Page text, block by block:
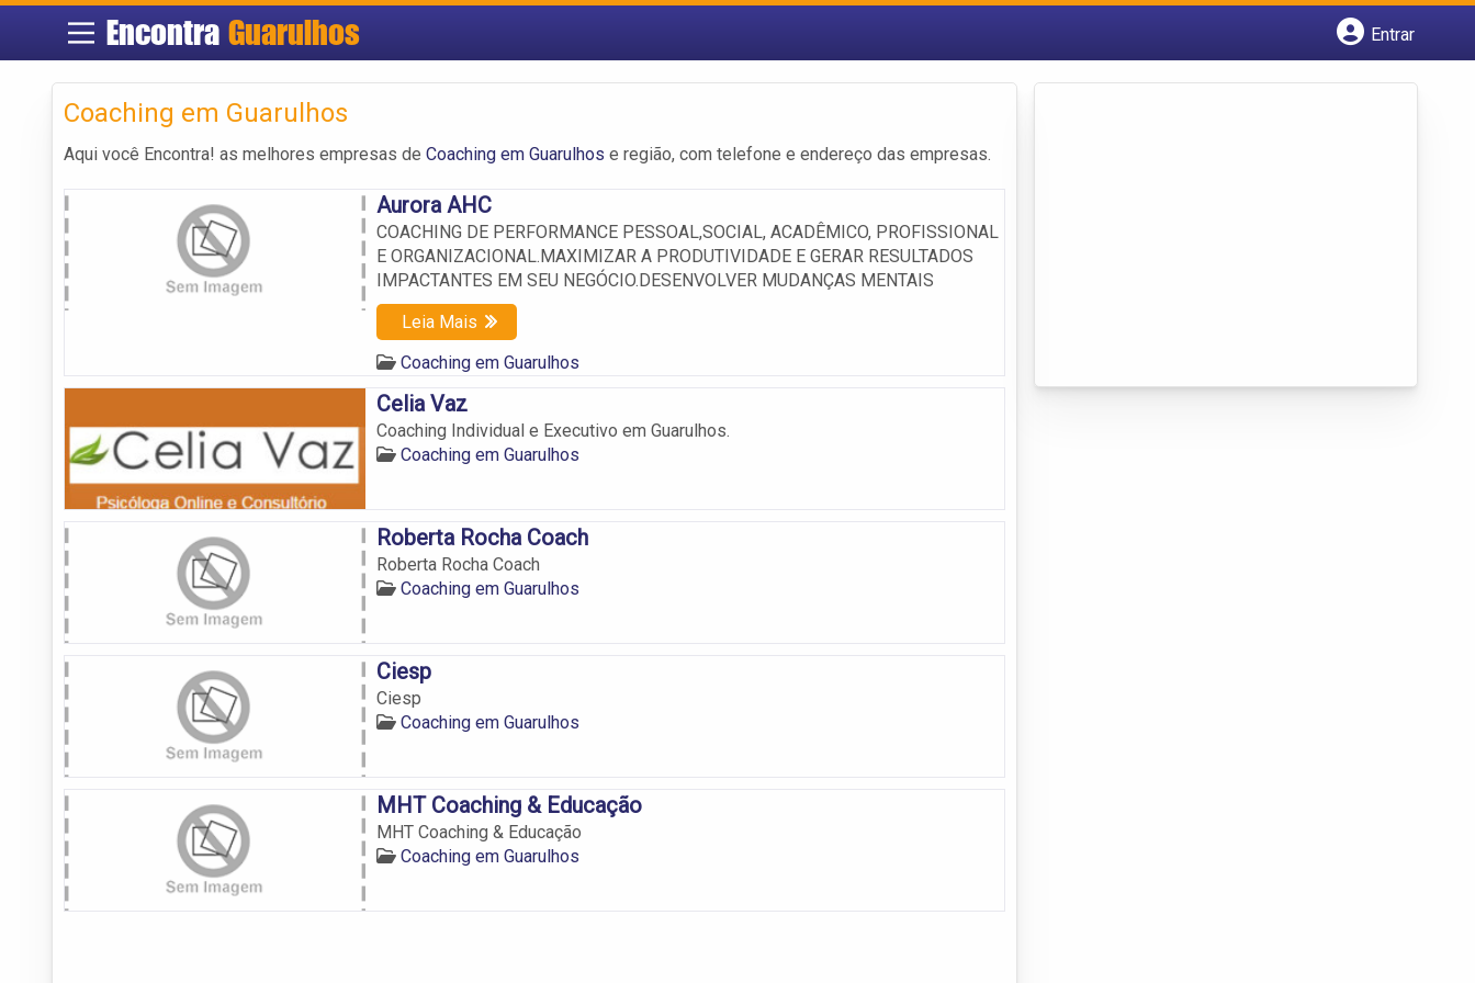
EncontraGuarulhos
Entrar
Coaching em Guarulhos
Aqui você Encontra! as melhores empresas de Coaching em Guarulhos e região, com telefone e endereço das empresas.
Aurora AHC
COACHING DE PERFORMANCE PESSOAL,SOCIAL, ACADÊMICO, PROFISSIONAL
E ORGANIZACIONAL.MAXIMIZAR A PRODUTIVIDADE E GERAR RESULTADOS
IMPACTANTES EM SEU NEGÓCIO.DESENVOLVER MUDANÇAS MENTAIS
Leia Mais
Coaching em Guarulhos
Celia Vaz
Coaching Individual e Executivo em Guarulhos.
Coaching em Guarulhos
Roberta Rocha Coach
Roberta Rocha Coach
Coaching em Guarulhos
Ciesp
Ciesp
Coaching em Guarulhos
MHT Coaching & Educação
MHT Coaching & Educação
Coaching em Guarulhos